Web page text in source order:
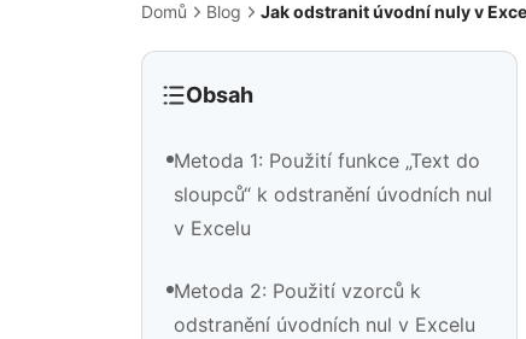
Domů Blog Jak odstranit úvodní nuly v
Obsah
Metoda 1: Použití funkce „Text do
sloupců“ k odstranění úvodních nul
v Excelu
Metoda 2: Použití vzorců k
odstranění úvodních nul v Excelu